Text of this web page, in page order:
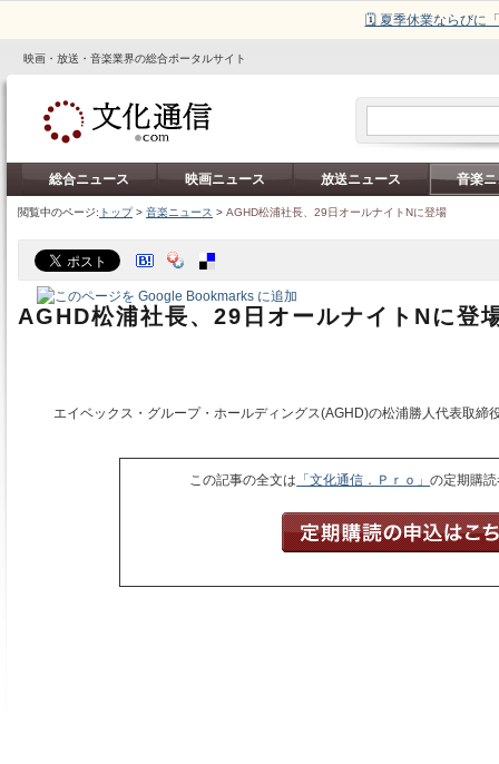
🗓️ 夏季休業ならびに
映画・放送・音楽業界の総合ポータルサイト
総合ニュース 映画ニュース 放送ニュース 音楽
閲覧中のページ: トップ> 音楽ニュース > AGHD松浦社長、29日オールナイトNに登場
AGHD松浦社長、29日オールナイトNに登
エイベックス・グループ・ホールディングス(AGHD)の松浦勝人代表取
この記事の全文は 「文化通信．Ｐｒｏ」の定期購